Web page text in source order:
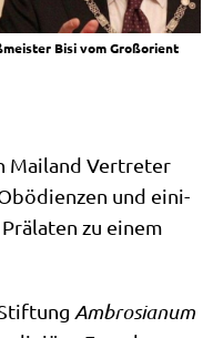
Bisi vom Großorient
Mai­land Ver­tre­ter
und eini­
zu einem
Ambro­sia­num